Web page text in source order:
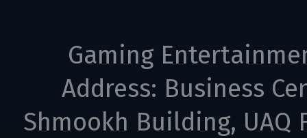
Gaming
Address: Business
Shmookh Building, UAQ